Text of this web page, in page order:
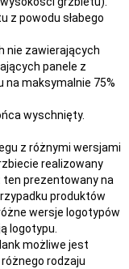
z powodu słabego
nie zawierających
panele z
maksymalnie 75%
wyschnięty.
z różnymi wersjami
realizowany
prezentowany na
produktów
wersje logotypów
logotypu.
możliwe jest
rodzaju